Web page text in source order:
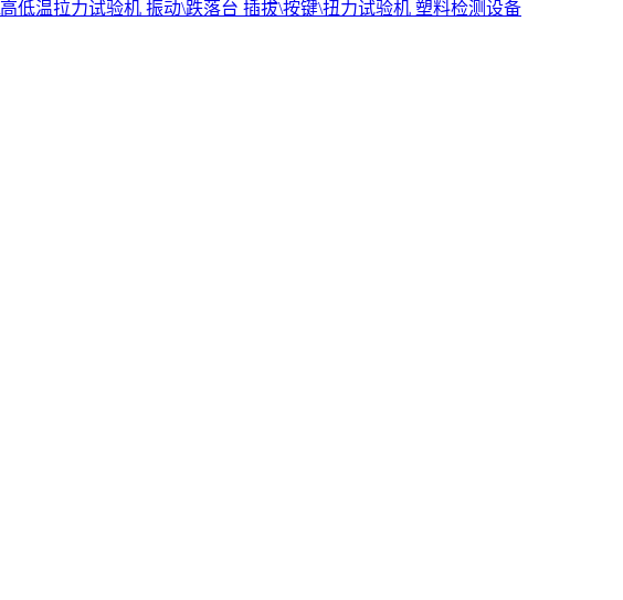
低温拉力试验机 振动\跌落台 插拔\按键\扭力试验机 塑料检测设备